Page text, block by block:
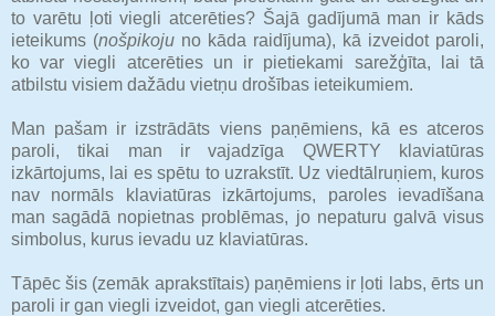
to varētu ļoti viegli atcerēties? Šajā gadījumā man ir kāds
ieteikums (nošpikoju no kāda raidījuma), kā izveidot paroli,
ko var viegli atcerēties un ir pietiekami sarežģīta, lai tā
atbilstu visiem dažādu vietņu drošības ieteikumiem.
Man pašam ir izstrādāts viens paņēmiens, kā es atceros
paroli, tikai man ir vajadzīga QWERTY klaviatūras
izkārtojums, lai es spētu to uzrakstīt. Uz viedtālruņiem, kuros
nav normāls klaviatūras izkārtojums, paroles ievadīšana
man sagādā nopietnas problēmas, jo nepaturu galvā visus
simbolus, kurus ievadu uz klaviatūras.
Tāpēc šis (zemāk aprakstītais) paņēmiens ir ļoti labs, ērts un
paroli ir gan viegli izveidot, gan viegli atcerēties.